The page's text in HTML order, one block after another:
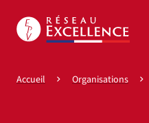
Accueil Organisations